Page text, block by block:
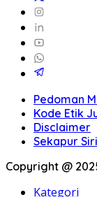
Pedoman
Kode Etik
Disclaimer
Sekapur
Copyright @
Kategori